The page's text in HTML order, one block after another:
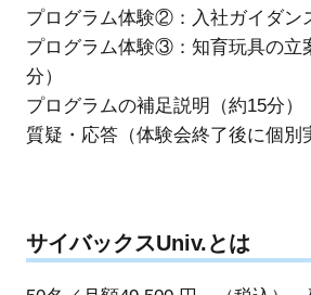
プログラム体験②：入社ガイダン
プログラム体験③：知育玩具の立
分）
プログラムの補足説明（約15分）
質疑・応答（体験会終了後に個別
サイバックスUniv.とは